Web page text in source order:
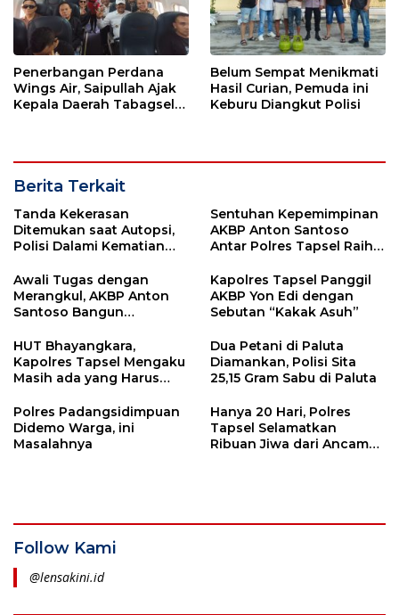
Penerbangan Perdana
Wings Air, Saipullah Ajak
Kepala Daerah Tabagsel
Belum Sempat Menikmati
Hasil Curian, Pemuda ini
Keburu Diangkut Polisi
Berita Terkait
Tanda Kekerasan
Ditemukan saat Autopsi,
Polisi Dalami Kematian
Tapsel
Sentuhan Kepemimpinan
AKBP Anton Santoso
Antar Polres Tapsel Raih
Awali Tugas dengan
Merangkul, AKBP Anton
Santoso Bangun
Rakyat
Kapolres Tapsel Panggil
AKBP Yon Edi dengan
Sebutan “Kakak Asuh”
HUT Bhayangkara,
Kapolres Tapsel Mengaku
Masih ada yang Harus
Dua Petani di Paluta
Diamankan, Polisi Sita
25,15 Gram Sabu di Paluta
Polres Padangsidimpuan
Didemo Warga, ini
Masalahnya
Hanya 20 Hari, Polres
Tapsel Selamatkan
Ribuan Jiwa dari Ancaman
Follow Kami
@lensakini.id